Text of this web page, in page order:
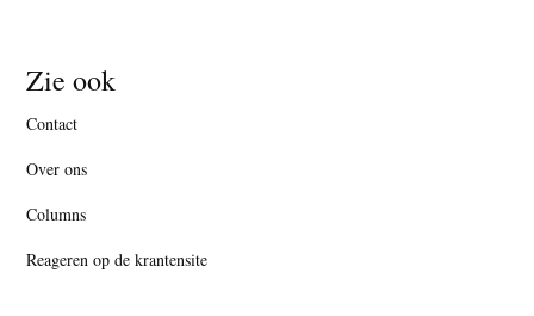
Zie ook
Contact
Over ons
Columns
Reageren op de krantensite